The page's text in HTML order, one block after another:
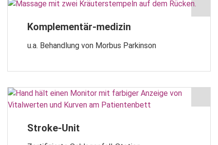
Komplementär-medizin
u.a. Behandlung von Morbus Parkinson
Stroke-Unit